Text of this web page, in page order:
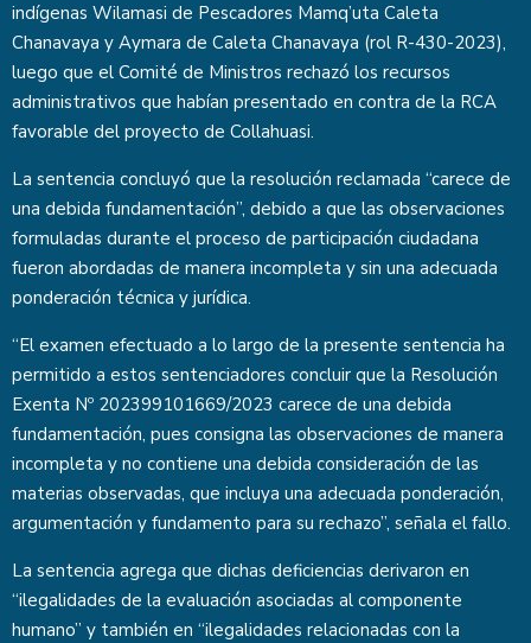
indígenas Wilamasi de Pescadores Mamq’uta Caleta
Chanavaya y Aymara de Caleta Chanavaya (rol R-430-2023),
luego que el Comité de Ministros rechazó los recursos
administrativos que habían presentado en contra de la RCA
favorable del proyecto de Collahuasi.
La sentencia concluyó que la resolución reclamada “carece de
una debida fundamentación”, debido a que las observaciones
formuladas durante el proceso de participación ciudadana
fueron abordadas de manera incompleta y sin una adecuada
ponderación técnica y jurídica.
“El examen efectuado a lo largo de la presente sentencia ha
permitido a estos sentenciadores concluir que la Resolución
Exenta Nº 202399101669/2023 carece de una debida
fundamentación, pues consigna las observaciones de manera
incompleta y no contiene una debida consideración de las
materias observadas, que incluya una adecuada ponderación,
argumentación y fundamento para su rechazo”, señala el fallo.
La sentencia agrega que dichas deficiencias derivaron en
“ilegalidades de la evaluación asociadas al componente
humano” y también en “ilegalidades relacionadas con la